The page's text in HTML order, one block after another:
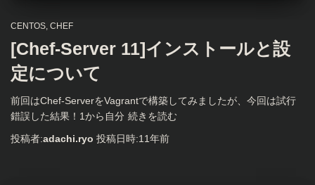
CENTOS CHEF
[Chef-Server 11]インストールと設
定について
前回はChef-ServerをVagrantで構築してみましたが、今回は試行
錯誤した結果！1から自分 続きを読む
投稿者:adachi.ryo 投稿日時:11年前